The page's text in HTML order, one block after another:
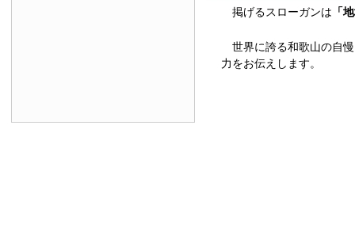
掲げるスローガンは 「
世界に誇る和歌山の自
力をお伝えします。